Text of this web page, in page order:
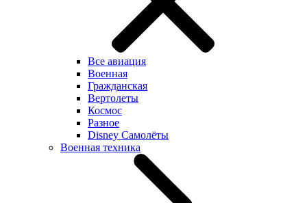
Все авиация
Военная
Гражданская
Вертолеты
Космос
Разное
Disney Самолёты
Военная техника